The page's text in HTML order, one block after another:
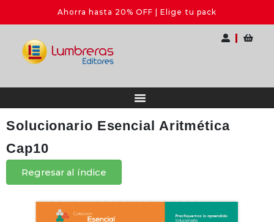
Ahorra hasta 20% OFF | Elige tu pack
Solucionario Esencial Aritmética
Cap10
Regresar al índice